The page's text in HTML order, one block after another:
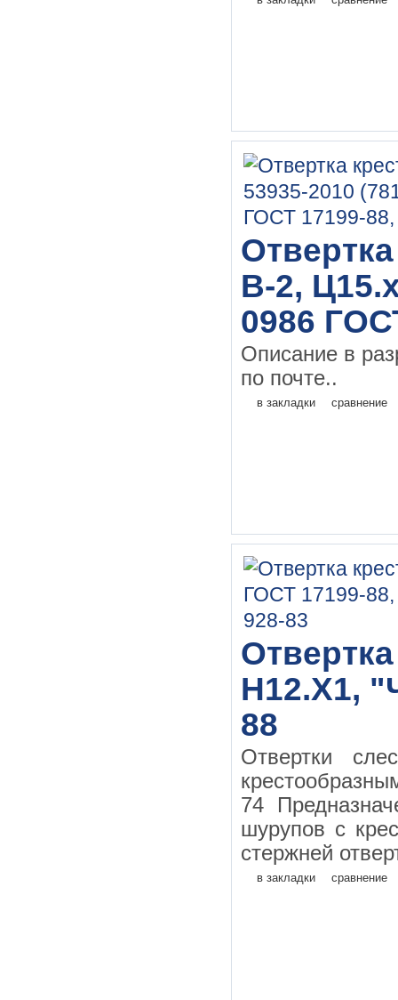
В-2,
0986
Описание в
по почте..
в закладки сравнение
Н12.Х1,
88
Отвертки
74
шурупов с
стержней
в закладки сравнение